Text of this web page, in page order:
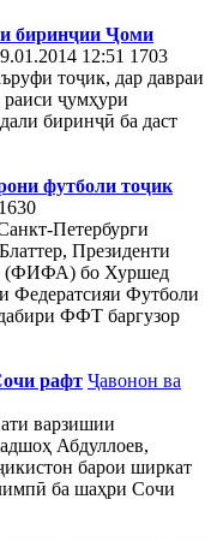
биринҷии Ҷоми
12:51 1703
тоҷик, дар давраи
ҷумҳури
биринҷӣ ба даст
футболи тоҷик
1630
Петербурги
Президенти
(ФИФА) бо Хуршед
Федератсияи Футболи
ФФТ баргузор
рафт Ҷавонон ва
варзишии
Абдуллоев,
барои ширкат
ба шаҳри Сочи